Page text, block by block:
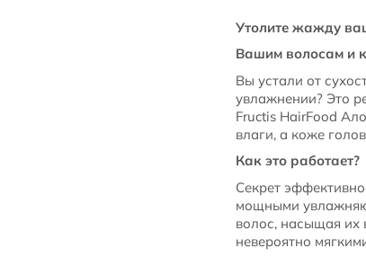
Утолите жажду
Вашим волосам и
Вы устали от
увлажнении? Это
Fructis HairFood
влаги, а коже
Как это работает?
Секрет
мощными
волос, насыщая их
невероятно